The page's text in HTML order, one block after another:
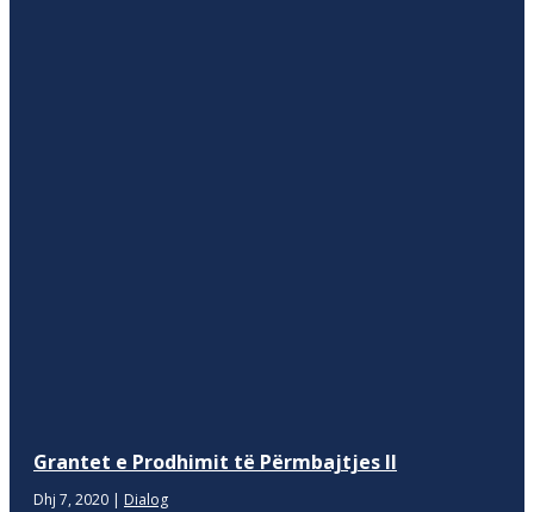
Grantet e Prodhimit të Përmbajtjes II
Dhj 7, 2020 | Dialog